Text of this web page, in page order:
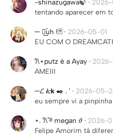
-shinazugawa🍃 ·
tentando aparecer em
─ ჩֹ︪︩۫uh !🃏 · 2026-05-01
EU COM O
𐙚⋆putz é a Ayay ·
AMEIII
─𝓛 𝙞𝘤𝗸 ✒️ . ' · 2026-05-
eu sempre vi a
⋆. 𐙚˚࿔ megan 𝜗 · 2026-
Felipe Amorim tá